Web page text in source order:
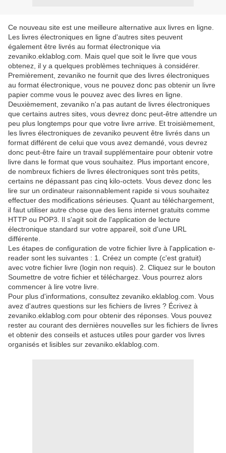
Ce nouveau site est une meilleure alternative aux livres en ligne.
Les livres électroniques en ligne d'autres sites peuvent
également être livrés au format électronique via
zevaniko.eklablog.com. Mais quel que soit le livre que vous
obtenez, il y a quelques problèmes techniques à considérer.
Premièrement, zevaniko ne fournit que des livres électroniques
au format électronique, vous ne pouvez donc pas obtenir un livre
papier comme vous le pouvez avec des livres en ligne.
Deuxièmement, zevaniko n'a pas autant de livres électroniques
que certains autres sites, vous devrez donc peut-être attendre un
peu plus longtemps pour que votre livre arrive. Et troisièmement,
les livres électroniques de zevaniko peuvent être livrés dans un
format différent de celui que vous avez demandé, vous devrez
donc peut-être faire un travail supplémentaire pour obtenir votre
livre dans le format que vous souhaitez. Plus important encore,
de nombreux fichiers de livres électroniques sont très petits,
certains ne dépassant pas cinq kilo-octets. Vous devez donc les
lire sur un ordinateur raisonnablement rapide si vous souhaitez
effectuer des modifications sérieuses. Quant au téléchargement,
il faut utiliser autre chose que des liens internet gratuits comme
HTTP ou POP3. Il s'agit soit de l'application de lecture
électronique standard sur votre appareil, soit d'une URL
différente.
Les étapes de configuration de votre fichier livre à l'application e-
reader sont les suivantes : 1. Créez un compte (c'est gratuit)
avec votre fichier livre (login non requis). 2. Cliquez sur le bouton
Soumettre de votre fichier et téléchargez. Vous pourrez alors
commencer à lire votre livre.
Pour plus d'informations, consultez zevaniko.eklablog.com. Vous
avez d'autres questions sur les fichiers de livres ? Écrivez à
zevaniko.eklablog.com pour obtenir des réponses. Vous pouvez
rester au courant des dernières nouvelles sur les fichiers de livres
et obtenir des conseils et astuces utiles pour garder vos livres
organisés et lisibles sur zevaniko.eklablog.com.